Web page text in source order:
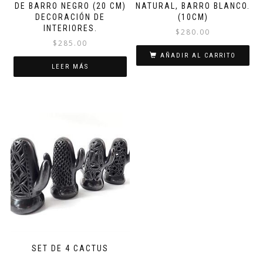
DE BARRO NEGRO (20 CM)
DECORACIÓN DE
INTERIORES.
$285.00
LEER MÁS
NATURAL, BARRO BLANCO.
(10CM)
$280.00
AÑADIR AL CARRITO
SET DE 4 CACTUS